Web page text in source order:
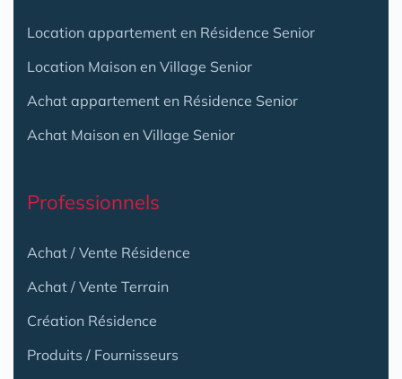
Location appartement en Résidence Senior
Location Maison en Village Senior
Achat appartement en Résidence Senior
Achat Maison en Village Senior
Professionnels
Achat / Vente Résidence
Achat / Vente Terrain
Création Résidence
Produits / Fournisseurs